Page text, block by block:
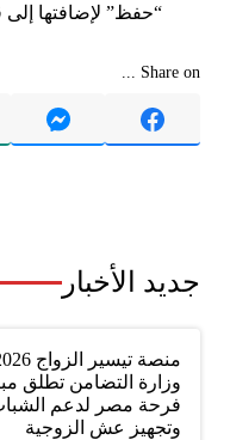
“حفظ” لإضافتها إلى
Share on ...
جديد الأخبار
وزارة التضامن تطلق
فرحة مصر لدعم
وتجهيز عش الزوجية